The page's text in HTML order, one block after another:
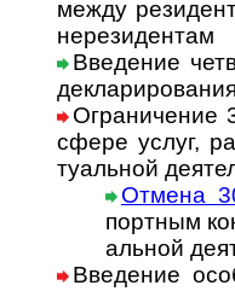
между
нере­зидентам
Введение
Ограничение
сфере услуг,
ту­аль­ной
Отмена
порт­ным
аль­ной
Введение